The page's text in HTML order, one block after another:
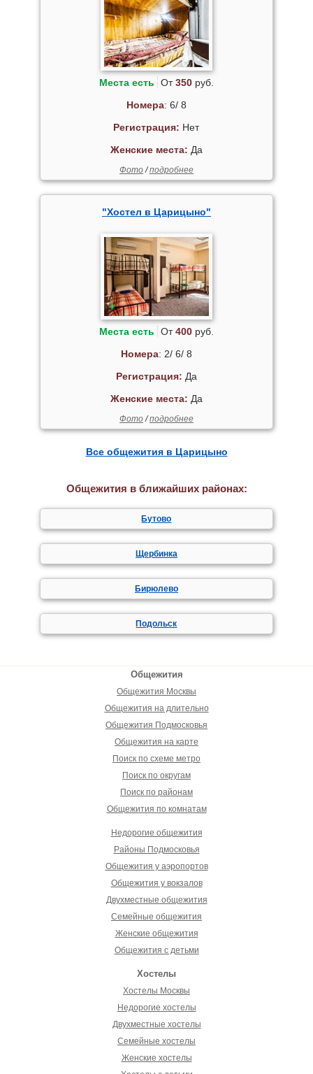
Места есть От350руб.
Номера: 6/ 8
Регистрация: Нет
Женские места: Да
Фото/подробнее
"Хостел в Царицыно"
Места есть От400руб.
Номера: 2/ 6/ 8
Регистрация: Да
Женские места: Да
Фото/подробнее
Все общежития в Царицыно
Общежития в ближайших районах:
Бутово
Щербинка
Бирюлево
Подольск
Общежития
Общежития Москвы
Общежития на длительно
Общежития Подмосковья
Общежития на карте
Поиск по схеме метро
Поиск по округам
Поиск по районам
Общежития по комнатам
Недорогие общежития
Районы Подмосковья
Общежития у аэропортов
Общежития у вокзалов
Двухместные общежития
Семейные общежития
Женские общежития
Общежития с детьми
Хостелы
Хостелы Москвы
Недорогие хостелы
Двухместные хостелы
Семейные хостелы
Женские хостелы